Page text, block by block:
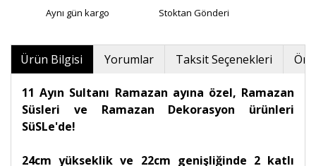
Aynı gün kargo Stoktan Gönderi
Ürün Bilgisi Yorumlar Taksit Seçenekleri
11 Ayın Sultanı Ramazan ayına özel, Ramazan
Süsleri ve Ramazan Dekorasyon ürünleri
SüSLe'de!
24cm yükseklik ve 22cm genişliğinde 2 katlı